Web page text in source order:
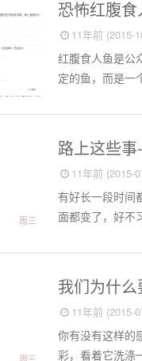
恐怖红腹
11年前 (2015-
红腹食人鱼是公
定的鱼，而是一
周三
路上这些事
11年前 (2015-
有好长一段时间
面都变了，好不
我们为什
11年前 (2015-
你有没有这样的
彩，看着它洗涤